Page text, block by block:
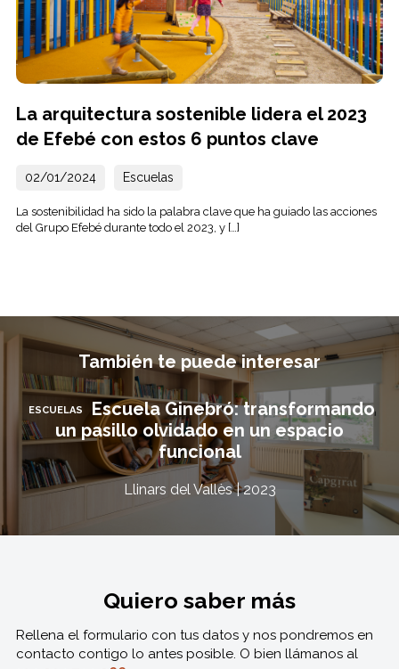
La arquitectura sostenible lidera el 2023
de Efebé con estos 6 puntos clave
02/01/2024 Escuelas
La sostenibilidad ha sido la palabra clave que ha guiado las acciones
del Grupo Efebé durante todo el 2023, y […]
También te puede interesar
ESCUELAS
Escuela Ginebró: transformando
un pasillo olvidado en un espacio
funcional
Llinars del Vallès | 2023
Quiero saber más
Rellena el formulario con tus datos y nos pondremos en
contacto contigo lo antes posible. O bien llámanos al